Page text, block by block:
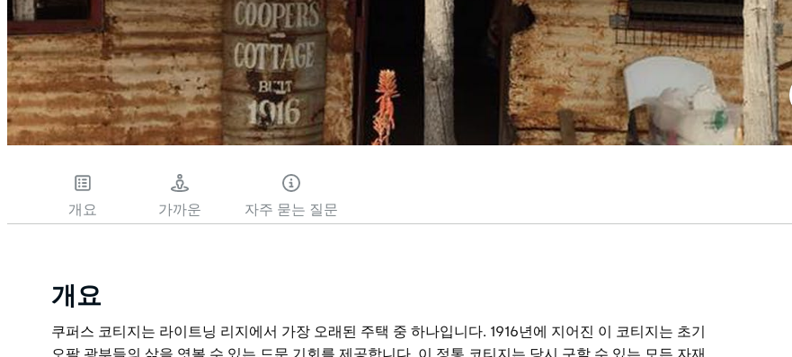
개요 가까운 자주 묻는 질문
개요
쿠퍼스 코티지는 라이트닝 리지에서 가장 오래된 주택 중 하나입니다. 1916년에 지어진 이 코티지는 초기